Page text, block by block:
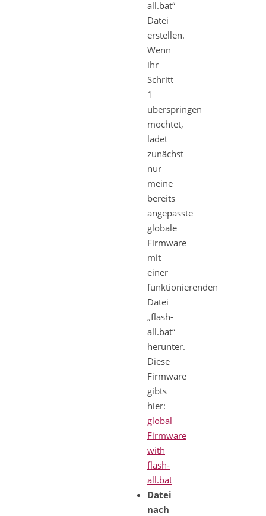
all.bat“
Datei
erstellen.
Wenn
ihr
Schritt
1
überspringen
möchtet,
ladet
zunächst
nur
meine
bereits
angepasste
globale
Firmware
mit
einer
funktionierenden
Datei
„flash-
all.bat“
herunter.
Diese
Firmware
gibts
hier:
global
Firmware
with
flash-
all.bat
Datei
nach